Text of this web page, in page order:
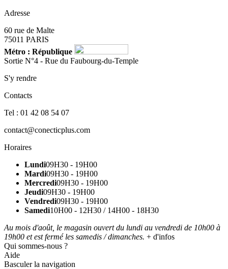
Adresse
60 rue de Malte
75011 PARIS
Métro : République
Sortie N°4 - Rue du Faubourg-du-Temple
S'y rendre
Contacts
Tel : 01 42 08 54 07
contact@conecticplus.com
Horaires
Lundi09H30 - 19H00
Mardi09H30 - 19H00
Mercredi09H30 - 19H00
Jeudi09H30 - 19H00
Vendredi09H30 - 19H00
Samedi10H00 - 12H30 / 14H00 - 18H30
Au mois d'août, le magasin ouvert du lundi au vendredi de 10h00 à
19h00 et est fermé les samedis / dimanches. + d'infos
Qui sommes-nous ?
Aide
Basculer la navigation